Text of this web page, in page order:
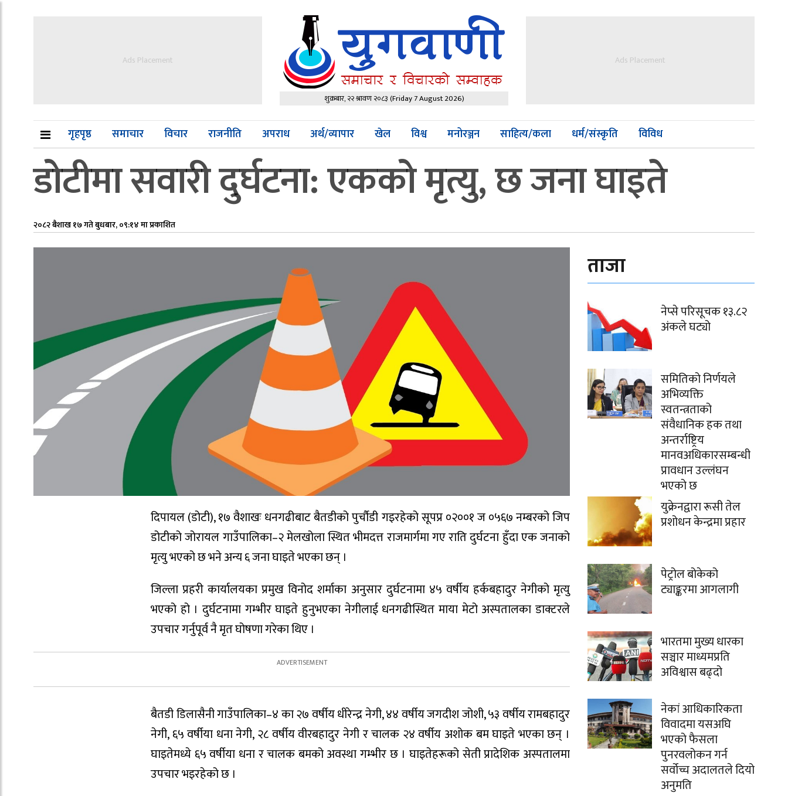
Ads Placement
शुक्रबार, २२ श्रावण २०८३(Friday 7 August 2026)
Ads Placement
गृहपृष्ठ समाचार विचार राजनीति अपराध अर्थ/व्यापार खेल विश्व मनोरञ्जन साहित्य/कला धर्म/संस्कृति विविध
डोटीमा सवारी दुर्घटना: एकको मृत्यु, छ जना घाइते
२०८२ बैशाख १७ गते बुधबार, ०९:१४ मा प्रकाशित
दिपायल (डोटी), १७ वैशाखः धनगढीबाट बैतडीको पुर्चौडी गइरहेको सूपप्र ०२००१ ज ०५६७ नम्बरको जिप
डोटीको जोरायल गाउँपालिका–२ मेलखोला स्थित भीमदत्त राजमार्गमा गए राति दुर्घटना हुँदा एक जनाको
मृत्यु भएको छ भने अन्य ६ जना घाइते भएका छन् ।
जिल्ला प्रहरी कार्यालयका प्रमुख विनोद शर्माका अनुसार दुर्घटनामा ४५ वर्षीय हर्कबहादुर नेगीको मृत्यु
भएको हो । दुर्घटनामा गम्भीर घाइते हुनुभएका नेगीलाई धनगढीस्थित माया मेटो अस्पतालका डाक्टरले
उपचार गर्नुपूर्व नै मृत घोषणा गरेका थिए ।
बैतडी डिलासैनी गाउँपालिका–४ का २७ वर्षीय धीरेन्द्र नेगी, ४४ वर्षीय जगदीश जोशी, ५३ वर्षीय रामबहादुर
नेगी, ६५ वर्षीया धना नेगी, २८ वर्षीय वीरबहादुर नेगी र चालक २४ वर्षीय अशोक बम घाइते भएका छन् ।
घाइतेमध्ये ६५ वर्षीया धना र चालक बमको अवस्था गम्भीर छ । घाइतेहरूको सेती प्रादेशिक अस्पतालमा
उपचार भइरहेको छ ।
ताजा
नेप्से परिसूचक १३.८२
अंकले घट्यो
समितिको निर्णयले
अभिव्यक्ति
स्वतन्त्रताको
संवैधानिक हक तथा
अन्तर्राष्ट्रिय
मानवअधिकारसम्बन्धी
प्रावधान उल्लंघन
भएको छ
युक्रेनद्वारा रूसी तेल
प्रशोधन केन्द्रमा प्रहार
पेट्रोल बोकेको
ट्याङ्करमा आगलागी
भारतमा मुख्य धारका
सञ्चार माध्यमप्रति
अविश्वास बढ्दो
नेकां आधिकारिकता
विवादमा यसअघि
भएको फैसला
पुनरवलोकन गर्न
सर्वोच्च अदालतले दियो
अनुमति